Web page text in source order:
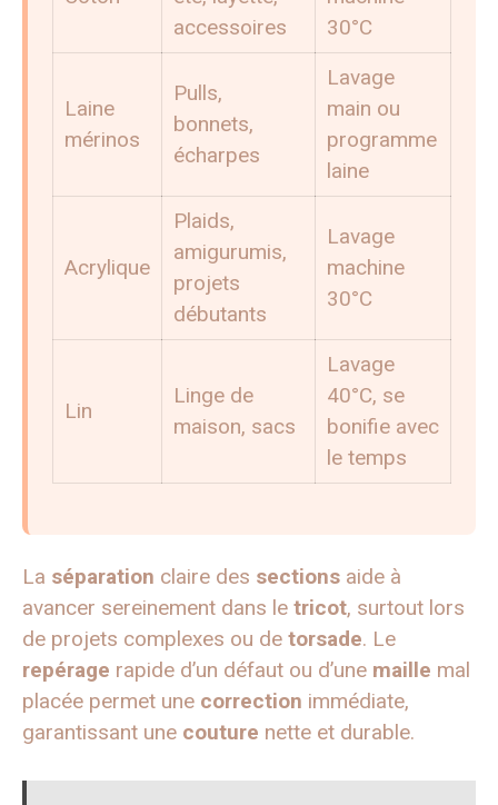
accessoires
30°C
Laine
mérinos
Pulls,
bonnets,
écharpes
Lavage
main ou
programme
laine
Acrylique
Plaids,
amigurumis,
projets
débutants
Lavage
machine
30°C
Lin
Linge de
maison, sacs
Lavage
40°C, se
bonifie avec
le temps
La séparation claire des sections aide à
avancer sereinement dans le tricot, surtout lors
de projets complexes ou de torsade. Le
repérage rapide d’un défaut ou d’une maille mal
placée permet une correction immédiate,
garantissant une couture nette et durable.